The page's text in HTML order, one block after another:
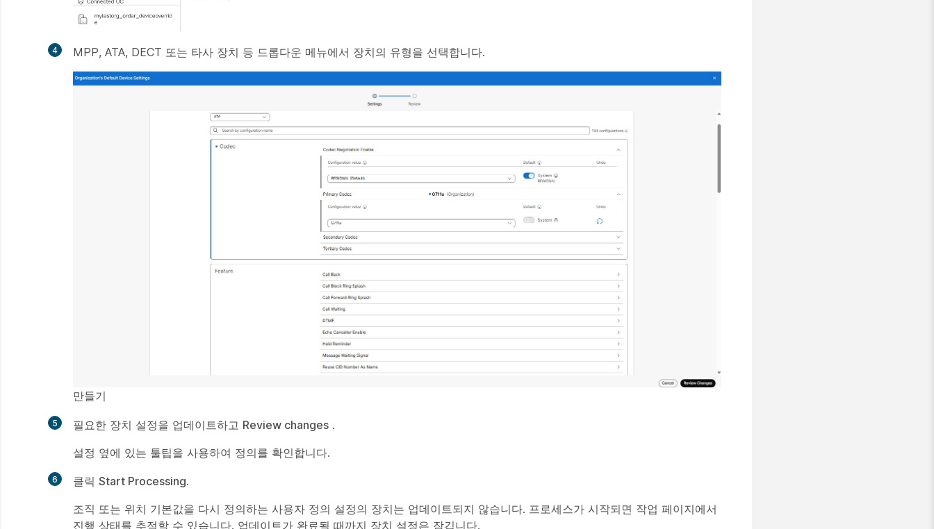
4
MPP, ATA, DECT 또는 타사 장치 등 드롭다운 메뉴에서 장치의 유형을 선택합니다.
만들기
5
필요한 장치 설정을 업데이트하고 Review changes .
설정 옆에 있는 툴팁을 사용하여 정의를 확인합니다.
6
클릭 Start Processing.
조직 또는 위치 기본값을 다시 정의하는 사용자 정의 설정의 장치는 업데이트되지 않습니다. 프로세스가 시작되면 작업 페이지에서
진행 상태를 추적할 수 있습니다. 업데이트가 완료될 때까지 장치 설정은 잠깁니다.